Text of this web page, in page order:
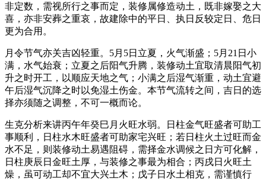
非定数，需视所行之事而定，装修属修造动土，既非嫁娶之大
喜，亦非安葬之重哀，故建除中的平日、执日反较定日、危日
更为合用。
月令节气亦关吉凶轻重。5月5日立夏，火气渐盛；5月21日小
满，水气始衰；立夏之后阳气升腾，装修动土宜取清晨阳气初
升之时开工，以顺应天地之气；小满之后湿气渐重，动土宜避
午后湿气沉降之时以免湿土伤金。本节气流转之间，吉日的选
择亦须随之调整，不可一概而论。
生克分析来讲丙午年癸巳月火旺水弱。日柱金气旺盛者可助工
事顺利，日柱水木旺盛者可助家宅兴旺；若日柱火土过旺而金
水不足，则装修动土易遇阻碍，需择金水调候之日方可化解，
日柱庚辰日金旺土厚，与装修之事最为相合；丙戌日火旺土
燥，虽可动工却不宜大兴土木；戊子日水土相克，需谨慎行